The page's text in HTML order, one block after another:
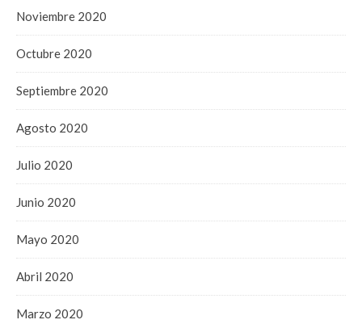
Noviembre 2020
Octubre 2020
Septiembre 2020
Agosto 2020
Julio 2020
Junio 2020
Mayo 2020
Abril 2020
Marzo 2020